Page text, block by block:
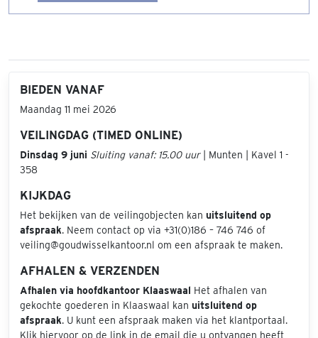
BIEDEN VANAF
Maandag 11 mei 2026
VEILINGDAG (TIMED ONLINE)
Dinsdag 9 juni Sluiting vanaf: 15.00 uur| Munten | Kavel 1 -
358
KIJKDAG
Het bekijken van de veilingobjecten kan uitsluitend op
afspraak. Neem contact op via +31(0)186 – 746 746 of
veiling@goudwisselkantoor.nl om een afspraak te maken.
AFHALEN & VERZENDEN
Afhalen via hoofdkantoor Klaaswaal Het afhalen van
gekochte goederen in Klaaswaal kan uitsluitend op
afspraak. U kunt een afspraak maken via het klantportaal.
Klik hiervoor op de link in de email die u ontvangen heeft